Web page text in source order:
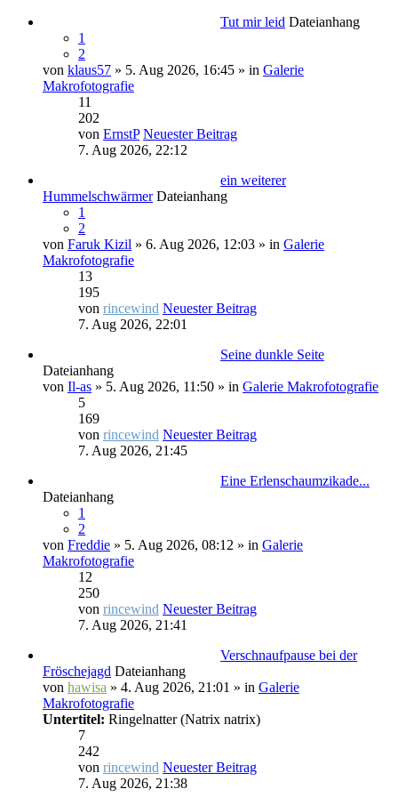
Tut mir leid Dateianhang
1
2
von klaus57 » 5. Aug 2026, 16:45 » in Galerie
Makrofotografie
11
202
von ErnstP Neuester Beitrag
7. Aug 2026, 22:12
ein weiterer
Hummelschwärmer Dateianhang
1
2
von Faruk Kizil » 6. Aug 2026, 12:03 » in Galerie
Makrofotografie
13
195
von rincewind Neuester Beitrag
7. Aug 2026, 22:01
Seine dunkle Seite
Dateianhang
von Il-as » 5. Aug 2026, 11:50 » in Galerie Makrofotografie
5
169
von rincewind Neuester Beitrag
7. Aug 2026, 21:45
Eine Erlenschaumzikade...
Dateianhang
1
2
von Freddie » 5. Aug 2026, 08:12 » in Galerie
Makrofotografie
12
250
von rincewind Neuester Beitrag
7. Aug 2026, 21:41
Verschnaufpause bei der
Fröschejagd Dateianhang
von hawisa » 4. Aug 2026, 21:01 » in Galerie
Makrofotografie
Untertitel: Ringelnatter (Natrix natrix)
7
242
von rincewind Neuester Beitrag
7. Aug 2026, 21:38